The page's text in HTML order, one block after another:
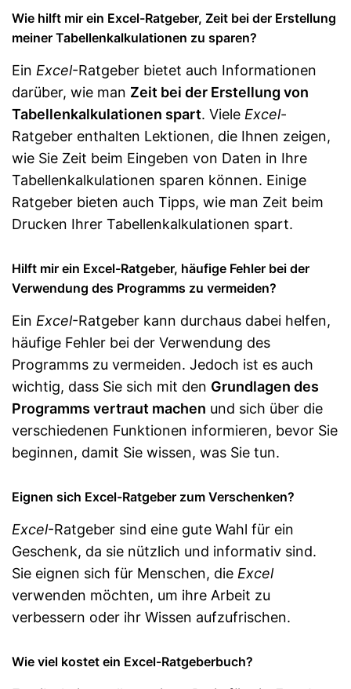
Wie hilft mir ein Excel-Ratgeber, Zeit bei der Erstellung
meiner Tabellenkalkulationen zu sparen?
Ein Excel-Ratgeber bietet auch Informationen
darüber, wie man Zeit bei der Erstellung von
Tabellenkalkulationen spart. Viele Excel-
Ratgeber enthalten Lektionen, die Ihnen zeigen,
wie Sie Zeit beim Eingeben von Daten in Ihre
Tabellenkalkulationen sparen können. Einige
Ratgeber bieten auch Tipps, wie man Zeit beim
Drucken Ihrer Tabellenkalkulationen spart.
Hilft mir ein Excel-Ratgeber, häufige Fehler bei der
Verwendung des Programms zu vermeiden?
Ein Excel-Ratgeber kann durchaus dabei helfen,
häufige Fehler bei der Verwendung des
Programms zu vermeiden. Jedoch ist es auch
wichtig, dass Sie sich mit den Grundlagen des
Programms vertraut machen und sich über die
verschiedenen Funktionen informieren, bevor Sie
beginnen, damit Sie wissen, was Sie tun.
Eignen sich Excel-Ratgeber zum Verschenken?
Excel-Ratgeber sind eine gute Wahl für ein
Geschenk, da sie nützlich und informativ sind.
Sie eignen sich für Menschen, die Excel
verwenden möchten, um ihre Arbeit zu
verbessern oder ihr Wissen aufzufrischen.
Wie viel kostet ein Excel-Ratgeberbuch?